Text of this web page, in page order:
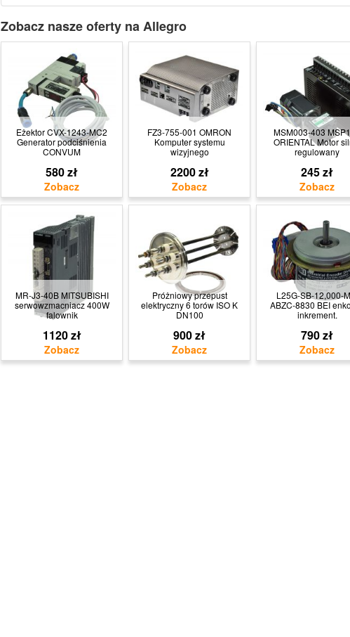
Zobacz nasze oferty na Allegro
Eżektor CVX-1243-MC2
Generator podciśnienia
CONVUM
580 zł
FZ3-755-001 OMRON
Komputer systemu
wizyjnego
2200 zł
MSM003-403
ORIENTAL Motor
regulowany
245 zł
MR-J3-40B MITSUBISHI
serwowzmacniacz 400W
falownik
1120 zł
Próżniowy przepust
elektryczny 6 torów ISO K
DN100
900 zł
L25G-SB-12,000-
ABZC-8830 BEI
inkrement.
790 zł